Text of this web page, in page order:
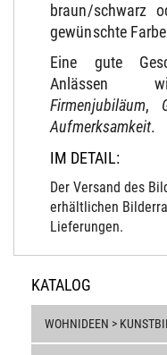
braun/schwarz
gewünschte
Eine gute
Firmenjubiläum,
Aufmerksamkeit.
IM DETAIL:
Der Versand des
erhältlichen
Lieferungen.
KATALOG
WOHNIDEEN >